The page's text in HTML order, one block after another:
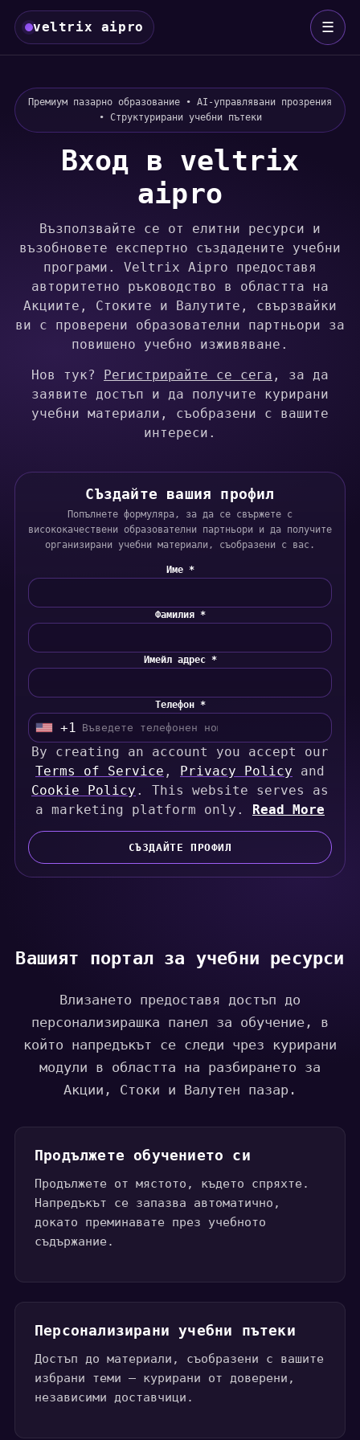
veltrix aipro ☰
Премиум пазарно образование • AI-управлявани прозрения
• Структурирани учебни пътеки
Вход в veltrix
aipro
Възползвайте се от елитни ресурси и
възобновете експертно създадените учебни
програми. Veltrix Aipro предоставя
авторитетно ръководство в областта на
Акциите, Стоките и Валутите, свързвайки
ви с проверени образователни партньори за
повишено учебно изживяване.
Нов тук? Регистрирайте се сега , за да
заявите достъп и да получите курирани
учебни материали, съобразени с вашите
интереси.
СЪздайте вашия профил
Попълнете формуляра, за да се свържете с
висококачествени образователни партньори и да получите
организирани учебни материали, съобразени с вас.
Име *
Фамилия *
Имейл адрес *
Телефон *
U
n
i
t
e
d
t
+
+1
By creating an account you accept our
Terms of Service , Privacy Policy and
Cookie Policy . This website serves as
a marketing platform only.
Read More
СЪЗДАЙТЕ ПРОФИЛ
Вашият портал за учебни ресурси
Влизането предоставя достъп до
персонализирашка панел за обучение, в
който напредъкът се следи чрез курирани
модули в областта на разбирането за
Акции, Стоки и Валутен пазар.
Продължете обучението си
Продължете от мястото, където спряхте.
Напредъкът се запазва автоматично,
докато преминавате през учебното
съдържание.
Персонализирани учебни пътеки
Достъп до материали, съобразени с вашите
избрани теми — курирани от доверени,
независими доставчици.